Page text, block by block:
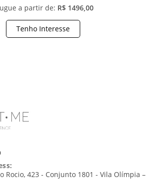
a partir de: R$ 1496,00
Tenho Interesse
Rocio, 423 - Conjunto 1801 - Vila Olímpia –